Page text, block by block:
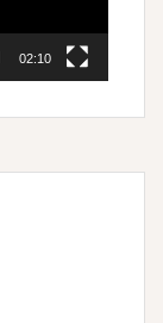
02:10